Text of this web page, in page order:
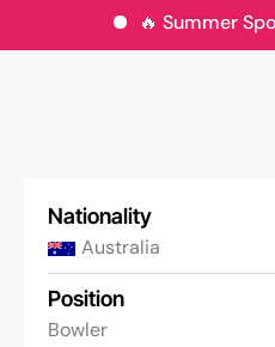
🔥 Summer
Nationality
Australia
Position
Bowler